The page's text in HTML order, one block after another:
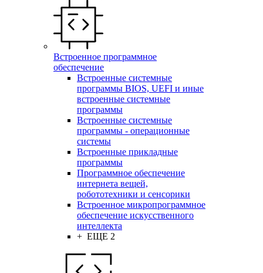
Встроенное программное
обеспечение
Встроенные системные
программы BIOS, UEFI и иные
встроенные системные
программы
Встроенные системные
программы - операционные
системы
Встроенные прикладные
программы
Программное обеспечение
интернета вещей,
робототехники и сенсорики
Встроенное микропрограммное
обеспечение искусственного
интеллекта
+ ЕЩЕ 2